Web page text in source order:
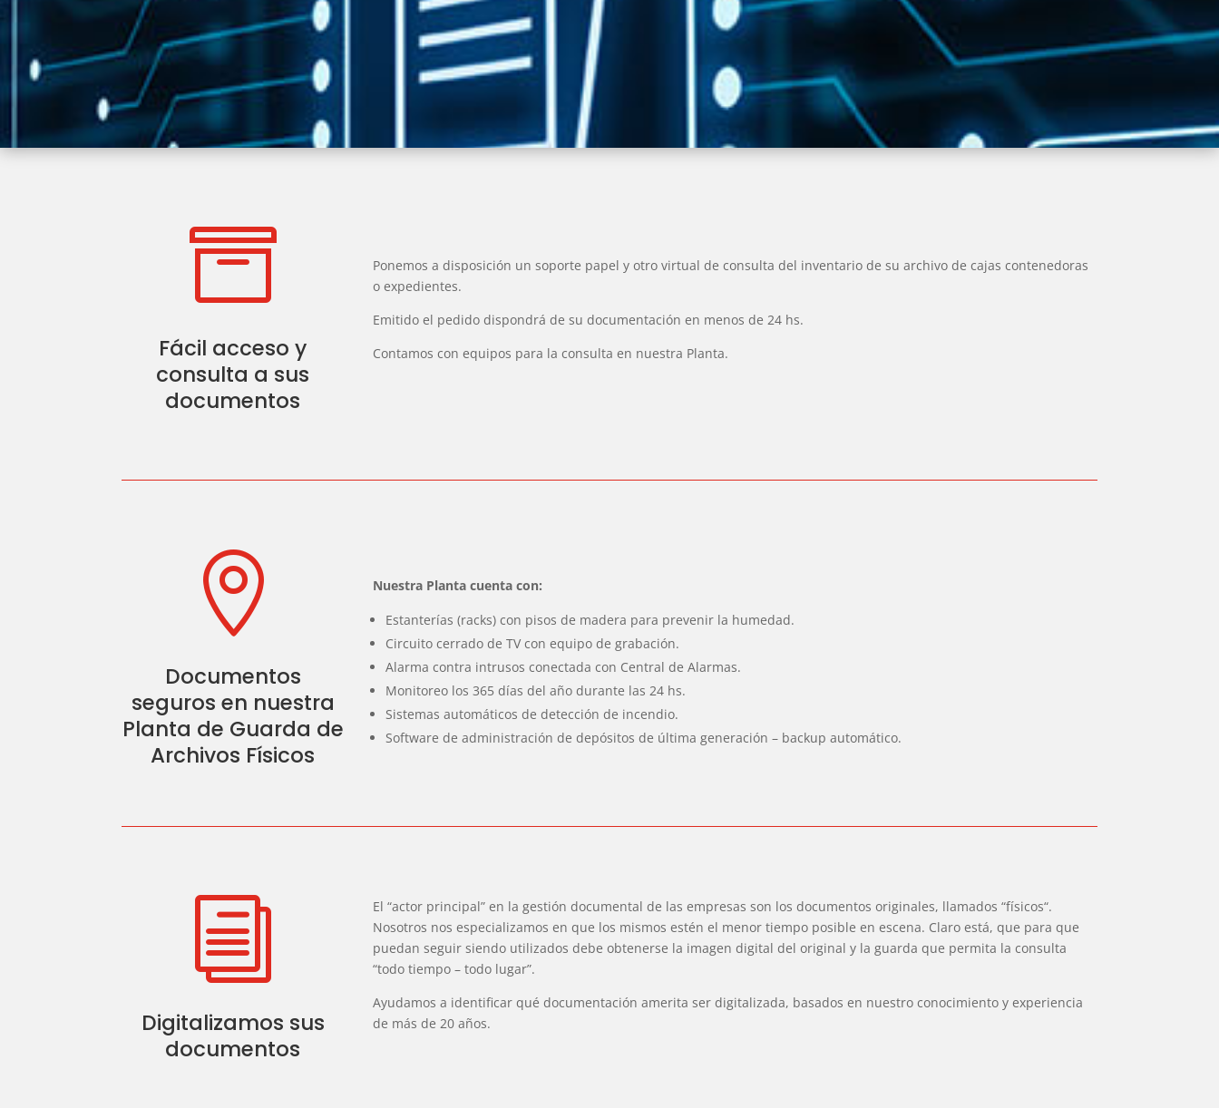

Fácil acceso y
consulta a sus
documentos
Ponemos a disposición un soporte papel y otro virtual de consulta del inventario de su archivo de cajas contenedoras
o expedientes.
Emitido el pedido dispondrá de su documentación en menos de 24 hs.
Contamos con equipos para la consulta en nuestra Planta.

Documentos
seguros en nuestra
Planta de Guarda de
Archivos Físicos
Nuestra Planta cuenta con:
Estanterías (racks) con pisos de madera para prevenir la humedad.
Circuito cerrado de TV con equipo de grabación.
Alarma contra intrusos conectada con Central de Alarmas.
Monitoreo los 365 días del año durante las 24 hs.
Sistemas automáticos de detección de incendio.
Software de administración de depósitos de última generación – backup automático.
i
Digitalizamos sus
documentos
El “actor principal” en la gestión documental de las empresas son los documentos originales, llamados “físicos“.
Nosotros nos especializamos en que los mismos estén el menor tiempo posible en escena. Claro está, que para que
puedan seguir siendo utilizados debe obtenerse la imagen digital del original y la guarda que permita la consulta
“todo tiempo – todo lugar”.
Ayudamos a identificar qué documentación amerita ser digitalizada, basados en nuestro conocimiento y experiencia
de más de 20 años.